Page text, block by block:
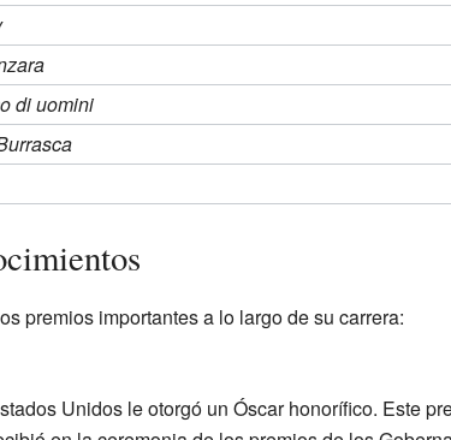
di uomini
premios importantes a lo largo de su carrera:
Unidos le otorgó un Óscar honorífico. Este